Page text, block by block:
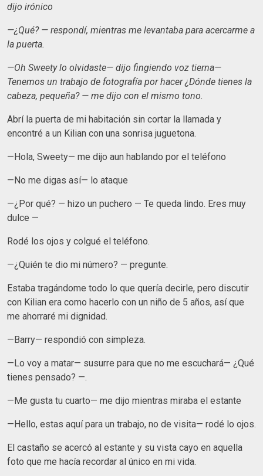
dijo irónico
—¿Qué? — respondí, mientras me levantaba para acercarme a
la puerta.
—Oh Sweety lo olvidaste— dijo fingiendo voz tierna—
Tenemos un trabajo de fotografía por hacer ¿Dónde tienes la
cabeza, pequeña? — me dijo con el mismo tono.
Abrí la puerta de mi habitación sin cortar la llamada y
encontré a un Kilian con una sonrisa juguetona.
—Hola, Sweety— me dijo aun hablando por el teléfono
—No me digas así— lo ataque
—¿Por qué? — hizo un puchero — Te queda lindo. Eres muy
dulce —
Rodé los ojos y colgué el teléfono.
—¿Quién te dio mi número? — pregunte.
Estaba tragándome todo lo que quería decirle, pero discutir
con Kilian era como hacerlo con un niño de 5 años, así que
me ahorraré mi dignidad.
—Barry— respondió con simpleza.
—Lo voy a matar— susurre para que no me escuchará— ¿Qué
tienes pensado? —.
—Me gusta tu cuarto— me dijo mientras miraba el estante
—Hello, estas aquí para un trabajo, no de visita— rodé lo ojos.
El castaño se acercó al estante y su vista cayo en aquella
foto que me hacía recordar al único en mi vida.